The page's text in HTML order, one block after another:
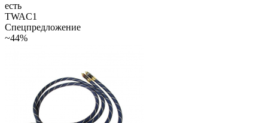
есть
TWAC1
Спецпредложение
~44%